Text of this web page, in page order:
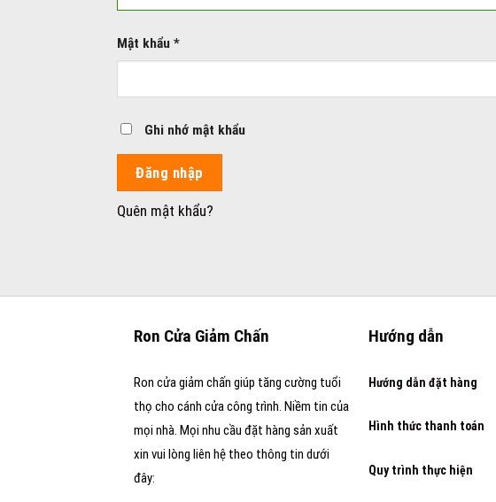
Mật khẩu *
Ghi nhớ mật khẩu
Đăng nhập
Quên mật khẩu?
Ron Cửa Giảm Chấn
Ron cửa giảm chấn giúp tăng cường tuổi
thọ cho cánh cửa công trình. Niềm tin của
mọi nhà. Mọi nhu cầu đặt hàng sản xuất
xin vui lòng liên hệ theo thông tin dưới
đây:
Hướng dẫn
Hướng dẫn đặt hàng
Hình thức thanh toán
Quy trình thực hiện